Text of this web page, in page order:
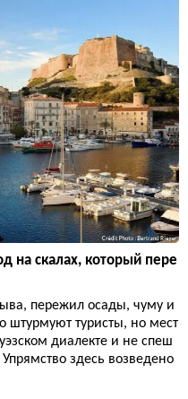
на скалах, который пере
пережил осады, чуму и
штурмуют туристы, но мест
диалекте и не спеш
здесь возведено